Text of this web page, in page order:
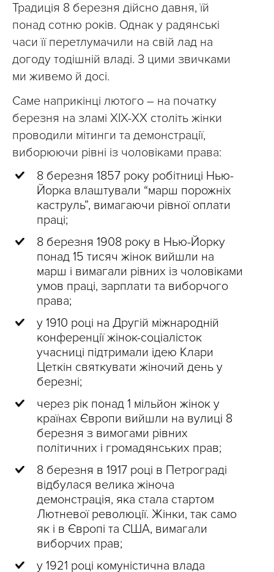
Традиція 8 березня дійсно давня, їй
понад сотню років. Однак у радянські
часи її перетлумачили на свій лад на
догоду тодішній владі. З цими звичками
ми живемо й досі.
Саме наприкінці лютого – на початку
березня на зламі ХІХ-XX століть жінки
проводили мітинги та демонстрації,
виборюючи рівні із чоловіками права:
8 березня 1857 року робітниці Нью-
Йорка влаштували “марш порожніх
каструль”, вимагаючи рівної оплати
праці;
8 березня 1908 року в Нью-Йорку
понад 15 тисяч жінок вийшли на
марш і вимагали рівних із чоловіками
умов праці, зарплати та виборчого
права;
у 1910 році на Другій міжнародній
конференції жінок-соціалісток
учасниці підтримали ідею Клари
Цеткін святкувати жіночий день у
березні;
через рік понад 1 мільйон жінок у
країнах Європи вийшли на вулиці 8
березня з вимогами рівних
політичних і громадянських прав;
8 березня в 1917 році в Петрограді
відбулася велика жіноча
демонстрація, яка стала стартом
Лютневої революції. Жінки, так само
як і в Європі та США, вимагали
виборчих прав;
у 1921 році комуністична влада